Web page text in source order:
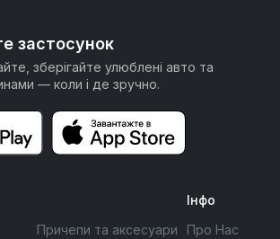
застосунок
зберігайте улюблені авто та
— коли і де зручно.
Причепи та аксесуари
Інфо
Про Нас